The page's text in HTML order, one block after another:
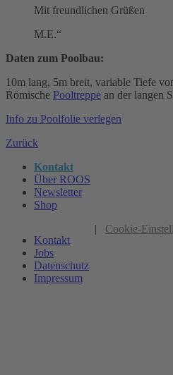
Mit freundlichen Grüßen
M.E.“
Daten zum Poolbau:
10m lang, 5m breit, variable Tiefe
Römische Pooltreppe an der langen
Info zu Poolfolie verlegen
Zurück
Kontakt
Über ROOS
Newsletter
Shop
Kontakt
Jobs
Datenschutz
Impressum
| Cookie-